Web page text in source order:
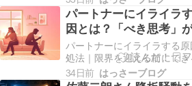
「百害あって一利なし」。そ
長生きする喫煙者がいる“逆
由 「タバコは百害あって一利
と言われながら、長年吸い
元気に過ごしている人がい
んな方が、身近…
パートナーにイライラ
因とは？「べき思考」
る5タイプ診断と対処法
パートナーにイライラする
処法｜限界を迎える前にで
夫婦・パートナー関係 気づけ
ばかり。パートナーにイラっ
34日前 はっさーブログ